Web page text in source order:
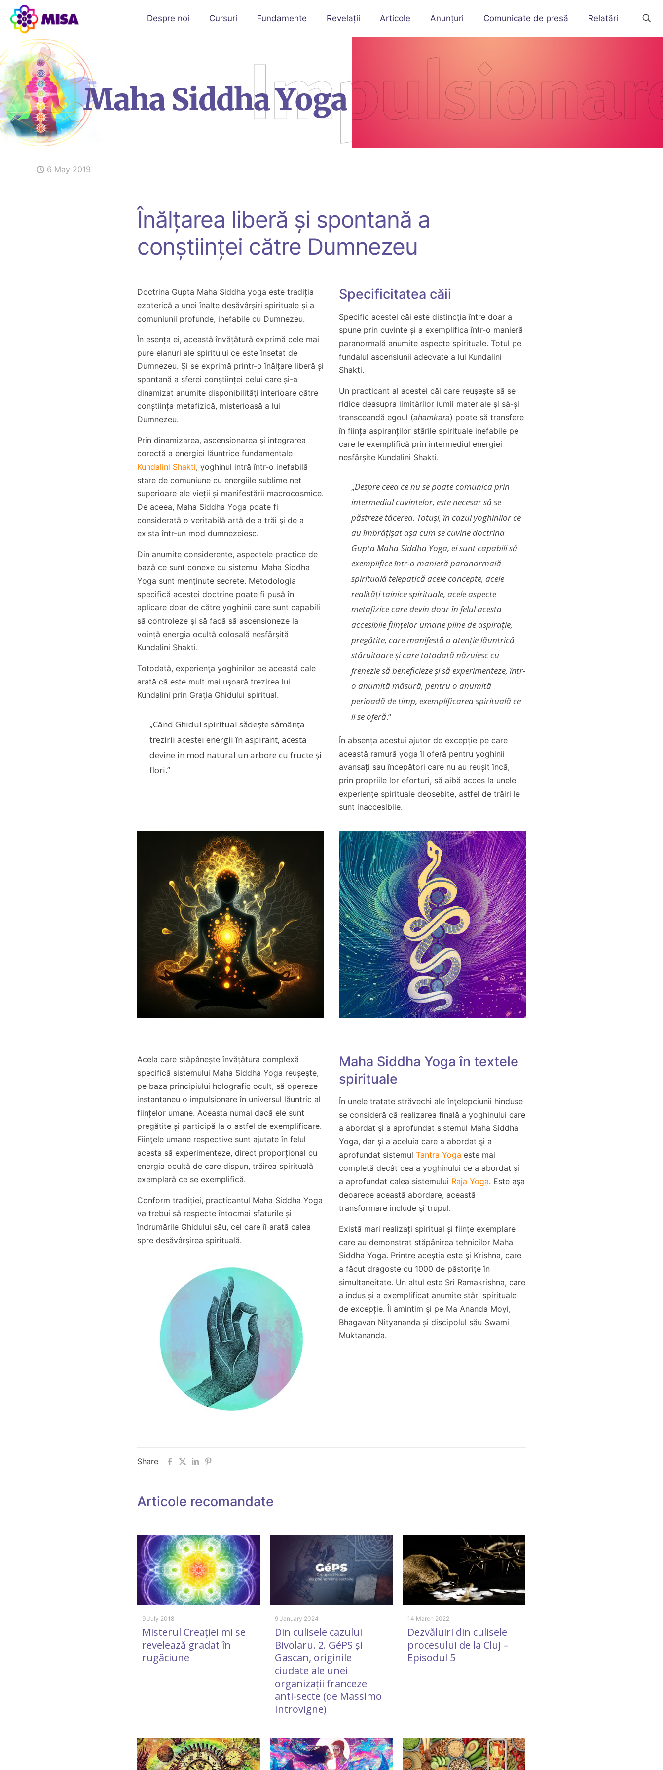
Despre noi Cursuri Fundamente Revelații Articole Anunțuri Comunicate de presă Relatări
6 May 2019
Înălțarea liberă și spontană a
conștiinței către Dumnezeu
Doctrina Gupta Maha Siddha yoga este tradiția
ezoterică a unei înalte desăvârșiri spirituale și a
comuniunii profunde, inefabile cu Dumnezeu.
În esența ei, această învățătură exprimă cele mai
pure elanuri ale spiritului ce este însetat de
Dumnezeu. Şi se exprimă printr-o înălțare liberă și
spontană a sferei conștiinței celui care și-a
dinamizat anumite disponibilități interioare către
conștiința metafizică, misterioasă a lui
Dumnezeu.
Prin dinamizarea, ascensionarea și integrarea
corectă a energiei lăuntrice fundamentale
Kundalini Shakti, yoghinul intră într-o inefabilă
stare de comuniune cu energiile sublime net
superioare ale vieții și manifestării macrocosmice.
De aceea, Maha Siddha Yoga poate fi
considerată o veritabilă artă de a trăi și de a
exista într-un mod dumnezeiesc.
Din anumite considerente, aspectele practice de
bază ce sunt conexe cu sistemul Maha Siddha
Yoga sunt menținute secrete. Metodologia
specifică acestei doctrine poate fi pusă în
aplicare doar de către yoghinii care sunt capabili
să controleze și să facă să ascensioneze la
voință energia ocultă colosală nesfârșită
Kundalini Shakti.
Totodată, experienţa yoghinilor pe această cale
arată că este mult mai uşoară trezirea lui
Kundalini prin Graţia Ghidului spiritual.
„Când Ghidul spiritual sădeşte sămânţa
trezirii acestei energii în aspirant, acesta
devine în mod natural un arbore cu fructe şi
flori.”
Specificitatea căii
Specific acestei căi este distincția între doar a
spune prin cuvinte și a exemplifica într-o manieră
paranormală anumite aspecte spirituale. Totul pe
fundalul ascensiunii adecvate a lui Kundalini
Shakti.
Un practicant al acestei căi care reușește să se
ridice deasupra limitărilor lumii materiale și să-și
transceandă egoul (ahamkara) poate să transfere
în ființa aspiranților stările spirituale inefabile pe
care le exemplifică prin intermediul energiei
nesfârșite Kundalini Shakti.
„Despre ceea ce nu se poate comunica prin
intermediul cuvintelor, este necesar să se
păstreze tăcerea. Totuși, în cazul yoghinilor ce
au îmbrățișat așa cum se cuvine doctrina
Gupta Maha Siddha Yoga, ei sunt capabili să
exemplifice într-o manieră paranormală
spirituală telepatică acele concepte, acele
realități tainice spirituale, acele aspecte
metafizice care devin doar în felul acesta
accesibile ființelor umane pline de aspirație,
pregătite, care manifestă o atenție lăuntrică
stăruitoare și care totodată năzuiesc cu
frenezie să beneficieze și să experimenteze, într-
o anumită măsură, pentru o anumită
perioadă de timp, exemplificarea spirituală ce
li se oferă.“
În absența acestui ajutor de excepție pe care
această ramură yoga îl oferă pentru yoghinii
avansați sau începători care nu au reușit încă,
prin propriile lor eforturi, să aibă acces la unele
experiențe spirituale deosebite, astfel de trăiri le
sunt inaccesibile.
Acela care stăpânește învățătura complexă
specifică sistemului Maha Siddha Yoga reușește,
pe baza principiului holografic ocult, să opereze
instantaneu o impulsionare în universul lăuntric al
ființelor umane. Aceasta numai dacă ele sunt
pregătite și participă la o astfel de exemplificare.
Fiinţele umane respective sunt ajutate în felul
acesta să experimenteze, direct proporțional cu
energia ocultă de care dispun, trăirea spirituală
exemplară ce se exemplifică.
Conform tradiției, practicantul Maha Siddha Yoga
va trebui să respecte întocmai sfaturile și
îndrumările Ghidului său, cel care îi arată calea
spre desăvârșirea spirituală.
Maha Siddha Yoga în textele
spirituale
În unele tratate străvechi ale înţelepciunii hinduse
se consideră că realizarea finală a yoghinului care
a abordat şi a aprofundat sistemul Maha Siddha
Yoga, dar şi a aceluia care a abordat şi a
aprofundat sistemul Tantra Yoga este mai
completă decât cea a yoghinului ce a abordat şi
a aprofundat calea sistemului Raja Yoga. Este aşa
deoarece această abordare, această
transformare include şi trupul.
Există mari realizați spiritual și ființe exemplare
care au demonstrat stăpânirea tehnicilor Maha
Siddha Yoga. Printre aceştia este şi Krishna, care
a făcut dragoste cu 1000 de păstorițe în
simultaneitate. Un altul este Sri Ramakrishna, care
a indus și a exemplificat anumite stări spirituale
de excepție. Îi amintim şi pe Ma Ananda Moyi,
Bhagavan Nityananda și discipolul său Swami
Muktananda.
Share
Articole recomandate
9 July 2018
Misterul Creației mi se
revelează gradat în
rugăciune
9 January 2024
Din culisele cazului
Bivolaru. 2. GéPS și
Gascan, originile
ciudate ale unei
organizații franceze
anti-secte (de Massimo
Introvigne)
14 March 2022
Dezvăluiri din culisele
procesului de la Cluj –
Episodul 5